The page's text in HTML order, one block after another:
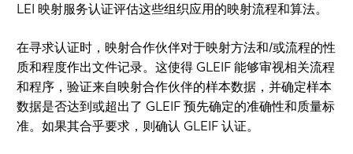
LEI 映射服务认证评估这些组织应用的映射流程和算法。
在寻求认证时，映射合作伙伴对于映射方法和/或流程的性
质和程度作出文件记录。这使得 GLEIF 能够审视相关流程
和程序，验证来自映射合作伙伴的样本数据，并确定样本
数据是否达到或超出了 GLEIF 预先确定的准确性和质量标
准。如果其合乎要求，则确认 GLEIF 认证。